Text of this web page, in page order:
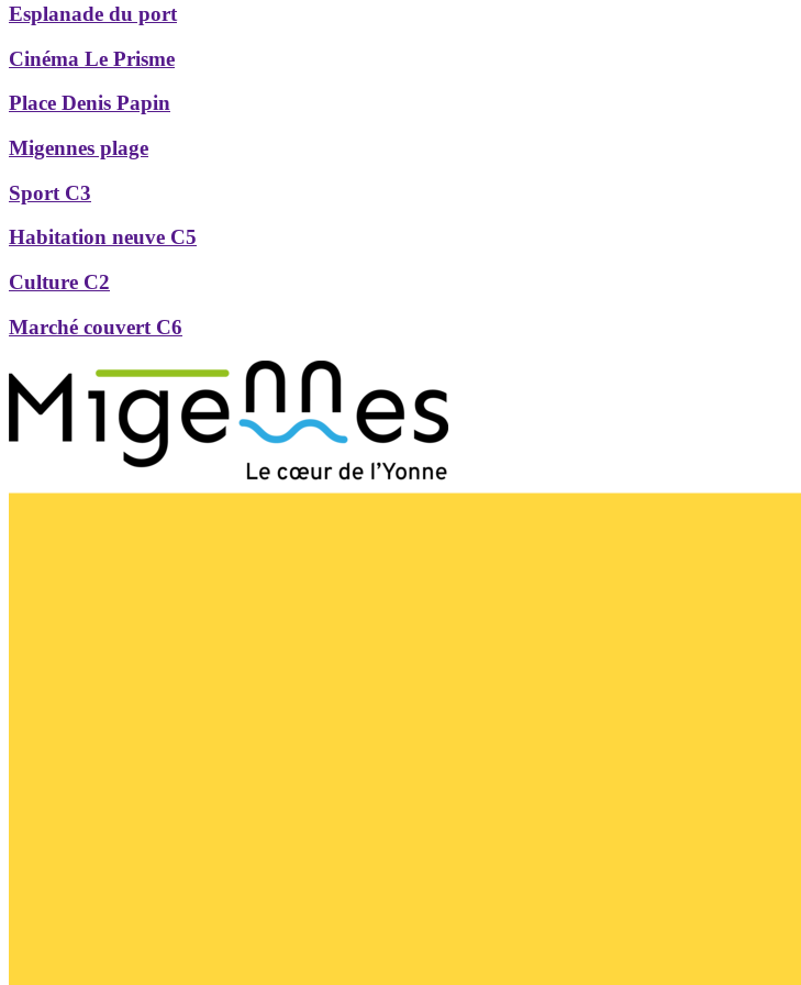
Esplanade du port
Cinéma Le Prisme
Place Denis Papin
Migennes plage
Sport C3
Habitation neuve C5
Culture C2
Marché couvert C6
Précédent
Suivant